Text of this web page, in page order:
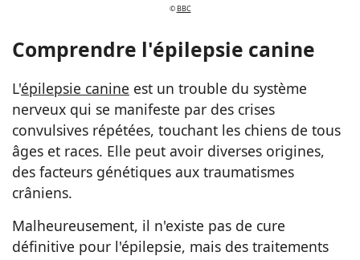
©BBC
Comprendre l'épilepsie canine
L'épilepsie canine est un trouble du système
nerveux qui se manifeste par des crises
convulsives répétées, touchant les chiens de tous
âges et races. Elle peut avoir diverses origines,
des facteurs génétiques aux traumatismes
crâniens.
Malheureusement, il n'existe pas de cure
définitive pour l'épilepsie, mais des traitements